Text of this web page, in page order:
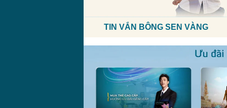
TIN VẮN BÔNG SEN VÀNG